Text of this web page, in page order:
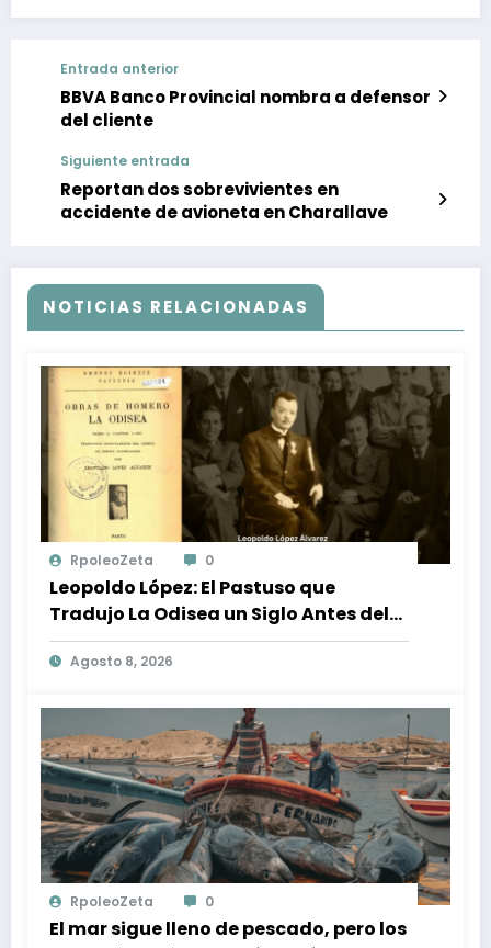
Entrada anterior
BBVA Banco Provincial nombra a defensor
del cliente
Siguiente entrada
Reportan dos sobrevivientes en
accidente de avioneta en Charallave
NOTICIAS RELACIONADAS
RpoleoZeta 0
Leopoldo López: El Pastuso que
Tradujo La Odisea un Siglo Antes del
Fenómeno Cinematográfico
Agosto 8, 2026
RpoleoZeta 0
El mar sigue lleno de pescado, pero los